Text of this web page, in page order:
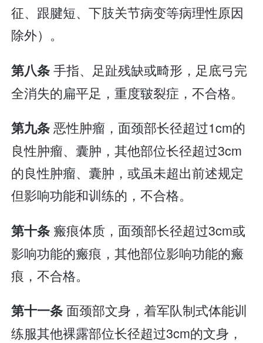
征、跟腱短、下肢关节病变等病理性原因
除外）。
第八条手指、足趾残缺或畸形，足底弓完
全消失的扁平足，重度皲裂症，不合格。
第九条恶性肿瘤，面颈部长径超过1cm的
良性肿瘤、囊肿，其他部位长径超过3cm
的良性肿瘤、囊肿，或虽未超出前述规定
但影响功能和训练的，不合格。
第十条 瘢痕体质，面颈部长径超过3cm或
影响功能的瘢痕，其他部位影响功能的瘢
痕，不合格。
第十一条面颈部文身，着军队制式体能训
练服其他裸露部位长径超过3cm的文身，